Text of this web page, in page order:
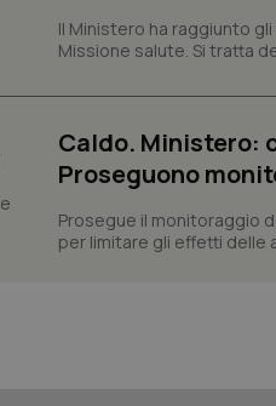
Il Ministero ha raggiunto
Missione salute. Si tratta
Caldo. Ministero:
Proseguono
Prosegue il monitoraggio
per limitare gli effetti delle
__Secure-
ROLLOUT_TOKEN
ironfish-tracking-
named-enable